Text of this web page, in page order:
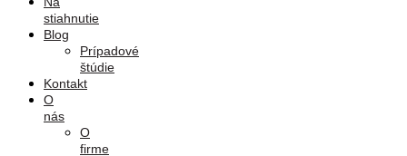
stiahnutie
Blog
Prípadové
štúdie
Kontakt
O
nás
O
firme